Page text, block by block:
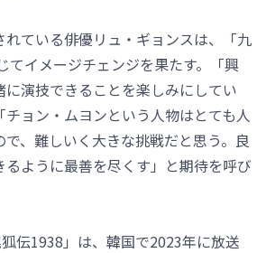
れている俳優リュ・ギョンスは、「九
てイメージチェンジを果たす。「興
演技できることを楽しみにしてい
チョン・ムヨンという人物はとても人
、難しいく大きな挑戦だと思う。良
るように最善を尽くす」と期待を呼び
伝1938」は、韓国で2023年に放送